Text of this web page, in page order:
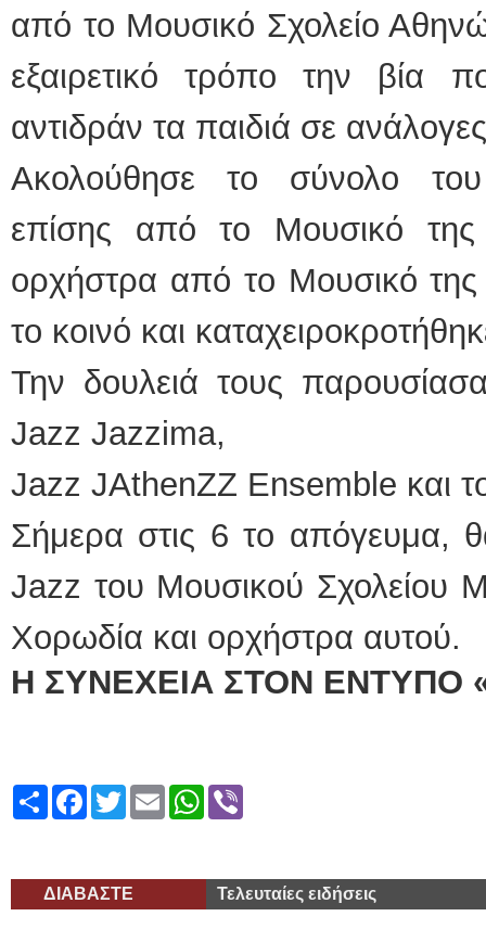
από το Μουσικό Σχολείο
εξαιρετικό τρόπο την βία
αντιδράν τα παιδιά σε
Ακολούθησε το σύνολο
επίσης από το Μουσικό
ορχήστρα από το Μουσικό
το κοινό και
Την δουλειά τους
Jazz Jazzima,
Jazz JAthenZZ Ensemble και
Σήμερα στις 6 το απόγευμα,
Jazz του Μουσικού Σχολείου
Χορωδία και ορχήστρα αυτού.
Η ΣΥΝΕΧΕΙΑ ΣΤΟΝ ΕΝΤΥΠΟ
ShareFacebook
TwitterEmailWhatsApp
ΔΙΑΒΑΣΤΕ Τελευταίες ειδήσεις